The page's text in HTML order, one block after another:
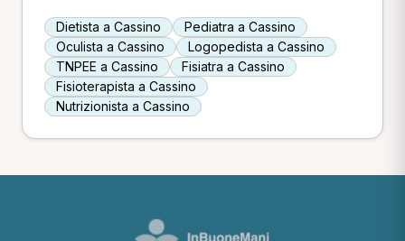
Dietista a Cassino
Pediatra a Cassino
Oculista a Cassino
Logopedista a Cassino
TNPEE a Cassino
Fisiatra a Cassino
Fisioterapista a Cassino
Nutrizionista a Cassino